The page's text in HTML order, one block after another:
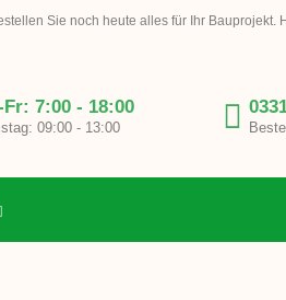
Sie noch heute alles für Ihr Bauprojekt.
Fr: 7:00 - 18:00
09:00 - 13:00